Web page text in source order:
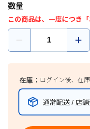
数量
この商品は、一度につき
在庫： ログイン後、在
通常配送 / 店舗